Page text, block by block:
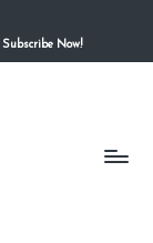
Subscribe Now!